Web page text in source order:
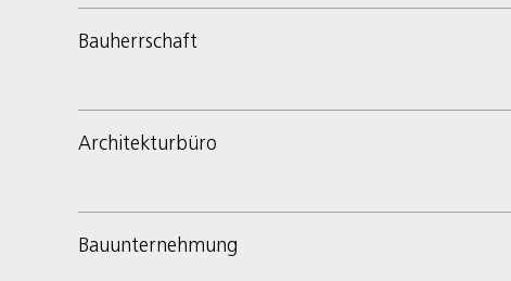
Bauherrschaft
Architekturbüro
Bauunternehmung